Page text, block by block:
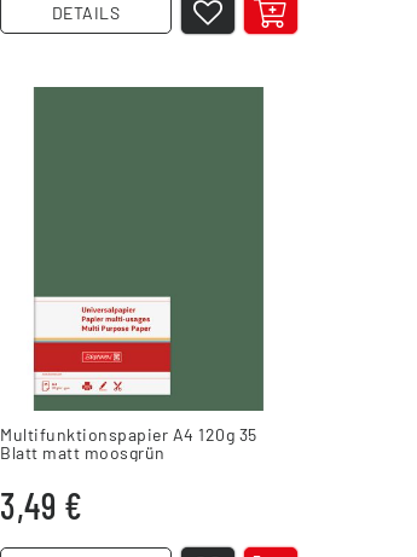
DETAILS
Multifunktionspapier A4 120g 35
Blatt matt moosgrün
3,49 €